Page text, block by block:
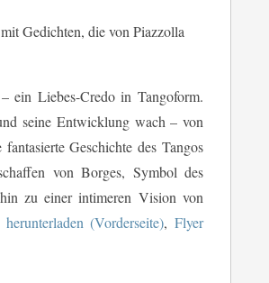
Gedichten, die von Piazzolla
ein Liebes-Credo in Tangoform.
seine Entwicklung wach – von
Geschichte des Tangos
von Borges, Symbol des
zu einer intimeren Vision von
(Vorderseite),Flyer